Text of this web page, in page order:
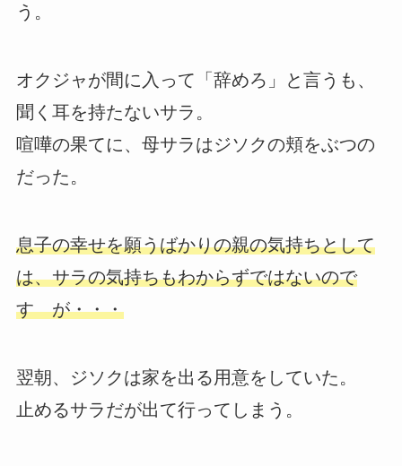
う。
オクジャが間に入って「辞めろ」と言うも、
聞く耳を持たないサラ。
喧嘩の果てに、母サラはジソクの頬をぶつの
だった。
息子の幸せを願うばかりの親の気持ちとして
は、サラの気持ちもわからずではないので
す が・・・
翌朝、ジソクは家を出る用意をしていた。
止めるサラだが出て行ってしまう。